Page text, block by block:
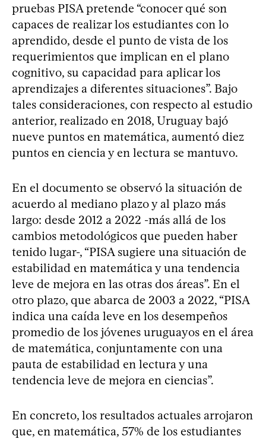
pruebas PISA pretende “conocer qué son
capaces de realizar los estudiantes con lo
aprendido, desde el punto de vista de los
requerimientos que implican en el plano
cognitivo, su capacidad para aplicar los
aprendizajes a diferentes situaciones”. Bajo
tales consideraciones, con respecto al estudio
anterior, realizado en 2018, Uruguay bajó
nueve puntos en matemática, aumentó diez
puntos en ciencia y en lectura se mantuvo.
En el documento se observó la situación de
acuerdo al mediano plazo y al plazo más
largo: desde 2012 a 2022 -más allá de los
cambios metodológicos que pueden haber
tenido lugar-, “PISA sugiere una situación de
estabilidad en matemática y una tendencia
leve de mejora en las otras dos áreas”. En el
otro plazo, que abarca de 2003 a 2022, “PISA
indica una caída leve en los desempeños
promedio de los jóvenes uruguayos en el área
de matemática, conjuntamente con una
pauta de estabilidad en lectura y una
tendencia leve de mejora en ciencias”.
En concreto, los resultados actuales arrojaron
que, en matemática, 57% de los estudiantes